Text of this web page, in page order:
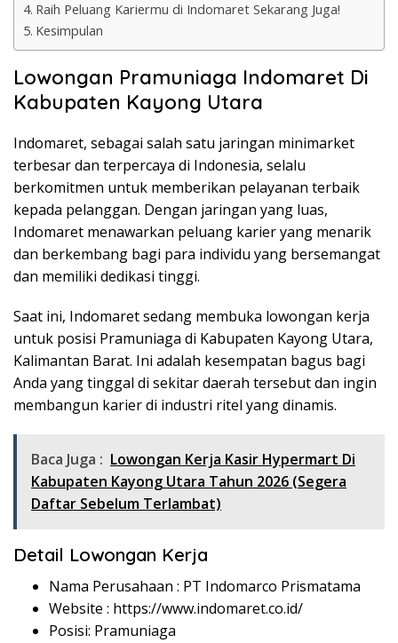
Raih Peluang Kariermu di Indomaret Sekarang Juga!
Kesimpulan
Lowongan Pramuniaga Indomaret Di
Kabupaten Kayong Utara
Indomaret, sebagai salah satu jaringan minimarket
terbesar dan terpercaya di Indonesia, selalu
berkomitmen untuk memberikan pelayanan terbaik
kepada pelanggan. Dengan jaringan yang luas,
Indomaret menawarkan peluang karier yang menarik
dan berkembang bagi para individu yang bersemangat
dan memiliki dedikasi tinggi.
Saat ini, Indomaret sedang membuka lowongan kerja
untuk posisi Pramuniaga di Kabupaten Kayong Utara,
Kalimantan Barat. Ini adalah kesempatan bagus bagi
Anda yang tinggal di sekitar daerah tersebut dan ingin
membangun karier di industri ritel yang dinamis.
Baca Juga : Lowongan Kerja Kasir Hypermart Di
Kabupaten Kayong Utara Tahun 2026 (Segera
Daftar Sebelum Terlambat)
Detail Lowongan Kerja
Nama Perusahaan : PT Indomarco Prismatama
Website : https://www.indomaret.co.id/
Posisi: Pramuniaga